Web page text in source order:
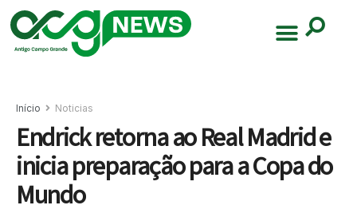
Início Noticias
Endrick retorna ao Real Madrid e
inicia preparação para a Copa do
Mundo